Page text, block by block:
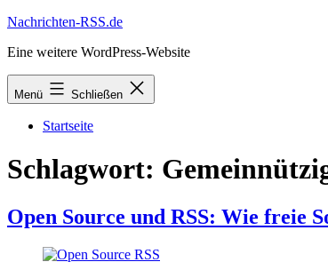
Zum
springen
Nachrichten-RSS.de
Eine weitere WordPress-Website
Menü Schließen
Startseite
Schlagwort:
Open Source und RSS: Wie freie